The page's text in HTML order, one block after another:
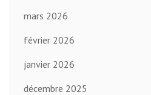
mars 2026
février 2026
janvier 2026
décembre 2025